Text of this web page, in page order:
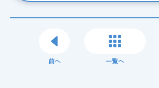
前へ 一覧へ